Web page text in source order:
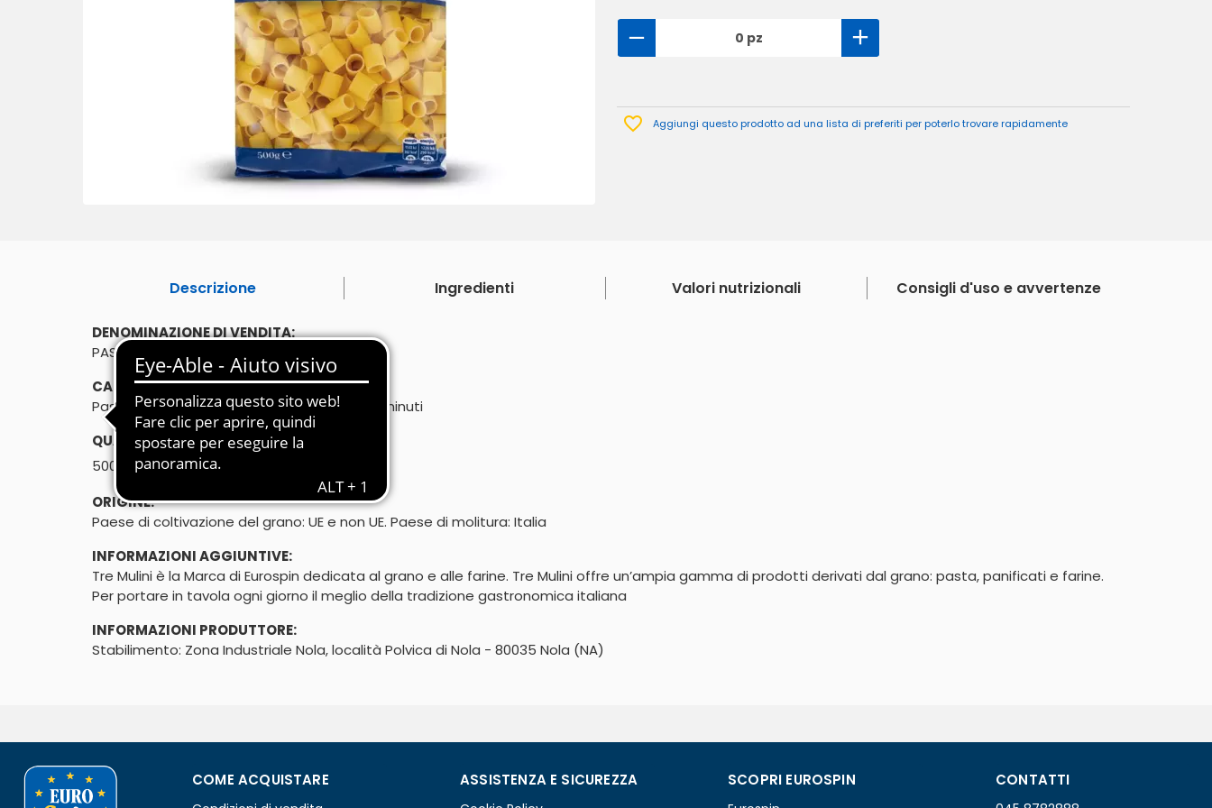
0 pz
Aggiungi questo prodotto ad una lista di preferiti per poterlo trovare rapidamente
Descrizione Ingredienti Valori nutrizionali Consigli d'uso e avvertenze
DENOMINAZIONE DI VENDITA:
PASTA DI SEMOLA DI GRANO DURO
CARATTERISTICHE:
Pasta di semola di grano duro - Cottura 12 minuti
QUANTITÀ:
500g
℮
ORIGINE:
Paese di coltivazione del grano: UE e non UE. Paese di molitura: Italia
INFORMAZIONI AGGIUNTIVE:
Tre Mulini è la Marca di Eurospin dedicata al grano e alle farine. Tre Mulini offre un’ampia gamma di prodotti derivati dal grano: pasta, panificati e farine.
Per portare in tavola ogni giorno il meglio della tradizione gastronomica italiana
INFORMAZIONI PRODUTTORE:
Stabilimento: Zona Industriale Nola, località Polvica di Nola - 80035 Nola (NA)
COME ACQUISTARE ASSISTENZA E SICUREZZA SCOPRI EUROSPIN CONTATTI